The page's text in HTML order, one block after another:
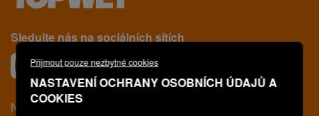
Přijmout pouze nezbytné cookies
NASTAVENÍ OCHRANY OSOBNÍCH ÚDAJŮ A
COOKIES
Sledujte nás na sociálních sítích
Nenašli jste,